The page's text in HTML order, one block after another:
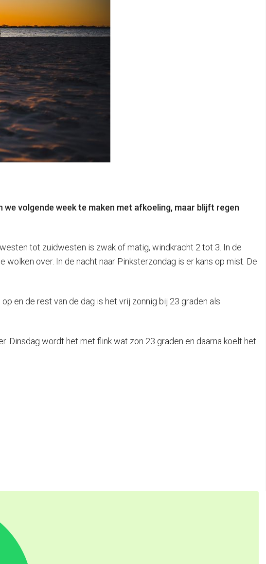
volgende week te maken met afkoeling, maar blijft regen
tot zuidwesten is zwak of matig, windkracht 2 tot 3. In de
over. In de nacht naar Pinksterzondag is er kans op mist. De
en de rest van de dag is het vrij zonnig bij 23 graden als
Dinsdag wordt het met flink wat zon 23 graden en daarna koelt het